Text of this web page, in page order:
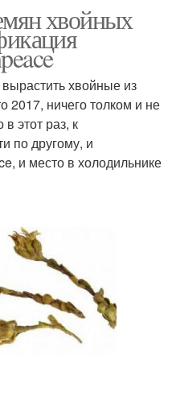
хвойных
хвойные из
2017, ничего толком и не
этот раз, к
по другому, и
и место в холодильнике